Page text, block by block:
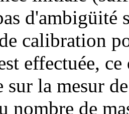
d'ambigüité
calibration
effectuée,
sur la mesur
nombre de